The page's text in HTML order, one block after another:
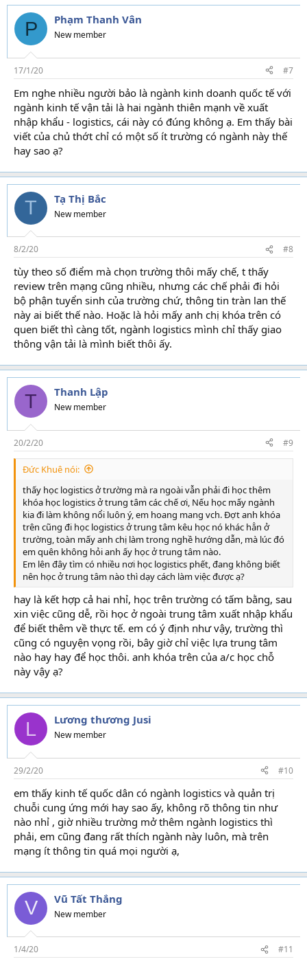
P Phạm Thanh Vân
New member
17/1/20 #7
Em nghe nhiều người bảo là ngành kinh doanh quốc tế với
ngành kinh tế vận tải là hai ngành thiên mạnh về xuất
nhập khẩu - logistics, cái này có đúng không ạ. Em thấy bài
viết của chủ thớt chỉ có một số ít trường có ngành này thế
hay sao ạ?
T Tạ Thị Bắc
New member
8/2/20 #8
tùy theo số điểm mà chọn trường thôi mấy chế, t thấy
review trên mạng cũng nhiều, nhưng các chế phải đi hỏi
bộ phận tuyển sinh của trường chứ, thông tin tràn lan thế
này ai biết thế nào. Hoặc là hỏi mấy anh chị khóa trên có
quen biết thì càng tốt, ngành logistics mình chỉ thấy giao
thông vận tải là mình biết thôi ấy.
T Thanh Lập
New member
20/2/20 #9
Đức Khuê nói:
thấy học logistics ở trường mà ra ngoài vẫn phải đi học thêm
khóa học logistics ở trung tâm các chế ơi, Nếu học mấy ngành
kia đi làm không nổi luôn ý, em hoang mang vch. Đợt anh khóa
trên cũng đi học logistics ở trung tâm kêu học nó khác hẳn ở
trường, toàn mấy anh chị làm trong nghề hướng dẫn, mà lúc đó
em quên không hỏi anh ấy học ở trung tâm nào.
Em lên đây tìm có nhiều nơi học logistics phết, đang không biết
nên học ở trung tâm nào thì dạy cách làm việc được ạ?
hay là kết hợp cả hai nhỉ, học trên trường có tấm bằng, sau
xin việc cũng dễ, rồi học ở ngoài trung tâm xuất nhập khẩu
để biết thêm về thực tế. em có ý định như vậy, trường thì
cũng có nguyện vọng rồi, bây giờ chỉ việc lựa trung tâm
nào hay hay để học thôi. anh khóa trên của a/c học chỗ
này vậy ạ?
L Lương thương Jusi
New member
29/2/20 #10
em thấy kinh tế quốc dân có ngành logistics và quản trị
chuỗi cung ứng mới hay sao ấy, không rõ thông tin như
nào nhỉ , giờ nhiều trường mở thêm ngành logistics thì
phải, em cũng đang rất thích ngành này luôn, mà trên
mạng ít thông tin quá mọi người ạ,
V Vũ Tất Thắng
New member
1/4/20 #11